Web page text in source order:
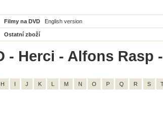
Filmy na DVD English version
Ostatní zboží
- Herci - Alfons Rasp
H I J K L M N O P Q R S